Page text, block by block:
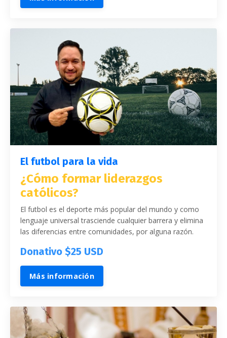
El futbol para la vida
¿Cómo formar liderazgos
católicos?
El futbol es el deporte más popular del mundo y como
lenguaje universal trasciende cualquier barrera y elimina
las diferencias entre comunidades, por alguna razón.
Donativo $25 USD
Más información